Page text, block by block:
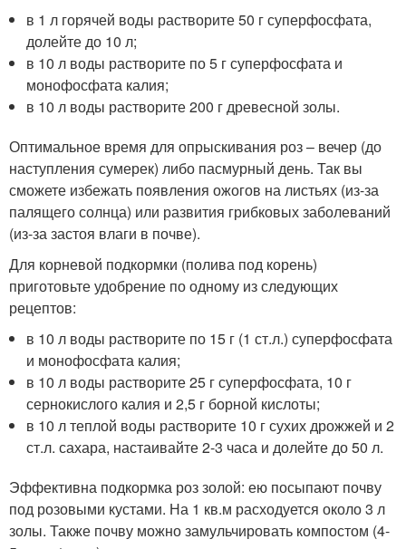
в 1 л горячей воды растворите 50 г суперфосфата,
долейте до 10 л;
в 10 л воды растворите по 5 г суперфосфата и
монофосфата калия;
в 10 л воды растворите 200 г древесной золы.
Оптимальное время для опрыскивания роз – вечер (до
наступления сумерек) либо пасмурный день. Так вы
сможете избежать появления ожогов на листьях (из-за
палящего солнца) или развития грибковых заболеваний
(из-за застоя влаги в почве).
Для корневой подкормки (полива под корень)
приготовьте удобрение по одному из следующих
рецептов:
в 10 л воды растворите по 15 г (1 ст.л.) суперфосфата
и монофосфата калия;
в 10 л воды растворите 25 г суперфосфата, 10 г
сернокислого калия и 2,5 г борной кислоты;
в 10 л теплой воды растворите 10 г сухих дрожжей и 2
ст.л. сахара, настаивайте 2-3 часа и долейте до 50 л.
Эффективна подкормка роз золой: ею посыпают почву
под розовыми кустами. На 1 кв.м расходуется около 3 л
золы. Также почву можно замульчировать компостом (4-